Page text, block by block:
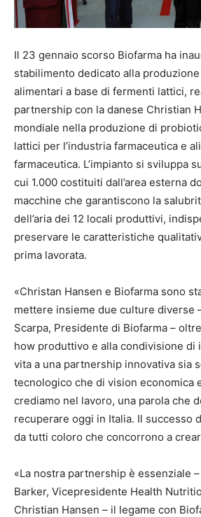
Il 23 gennaio scorso Biofarma ha
stabilimento dedicato alla
alimentari a base di fermenti lattici,
partnership con la danese Christian
mondiale nella produzione di
lattici per l’industria farmaceutica e
farmaceutica. L’impianto si sviluppa
cui 1.000 costituiti dall’area esterna
macchine che garantiscono la
dell’aria dei 12 locali produttivi,
preservare le caratteristiche
prima lavorata.
«Christan Hansen e Biofarma sono
mettere insieme due culture diverse
Scarpa, Presidente di Biofarma –
how produttivo e alla condivisione di
vita a una partnership innovativa sia
tecnologico che di vision economica
crediamo nel lavoro, una parola che
recuperare oggi in Italia. Il successo
da tutti coloro che concorrono a
«La nostra partnership è essenziale
Barker, Vicepresidente Health
Christian Hansen – il legame con